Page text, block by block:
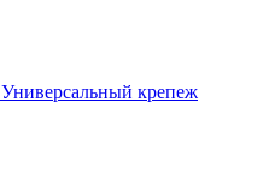
Универсальный крепеж